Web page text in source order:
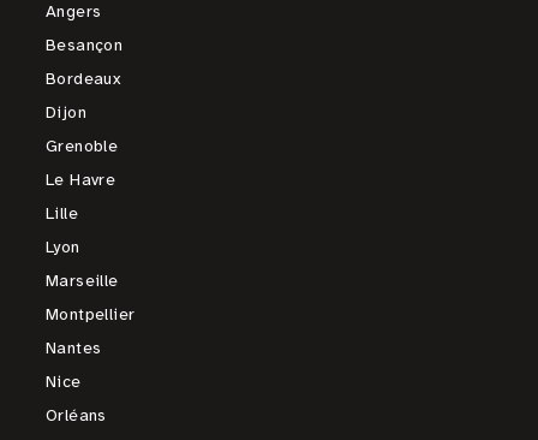
Angers
Besançon
Bordeaux
Dijon
Grenoble
Le Havre
Lille
Lyon
Marseille
Montpellier
Nantes
Nice
Orléans